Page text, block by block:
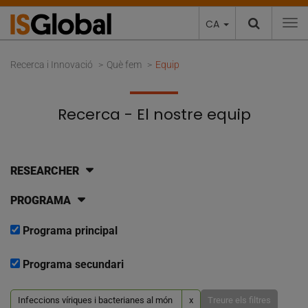
CA
Recerca i Innovació Què fem Equip
Recerca - El nostre equip
RESEARCHER
PROGRAMA
Programa principal
Programa secundari
Infeccions víriques i bacterianes al món x Treure els filtres